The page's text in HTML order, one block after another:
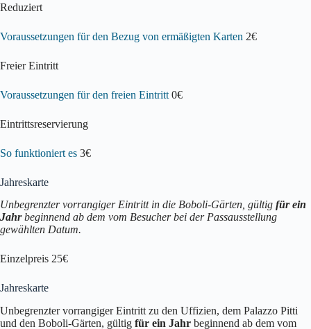
Reduziert
Voraussetzungen für den Bezug von ermäßigten Karten 2€
Freier Eintritt
Voraussetzungen für den freien Eintritt 0€
Eintrittsreservierung
So funktioniert es 3€
Jahreskarte
Unbegrenzter vorrangiger Eintritt in die Boboli-Gärten, gültig für ein
Jahrbeginnend ab dem vom Besucher bei der Passausstellung
gewählten Datum.
Einzelpreis 25€
Jahreskarte
Unbegrenzter vorrangiger Eintritt zu den Uffizien, dem Palazzo Pitti
und den Boboli-Gärten, gültig für ein Jahr beginnend ab dem vom